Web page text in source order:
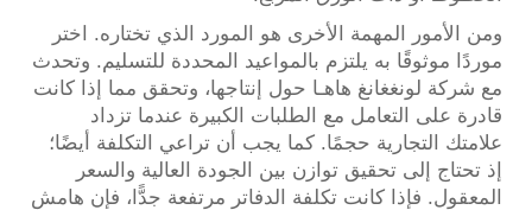
ومن الأمور المهمة الأخرى هو المورد الذي تختاره. اختر
موردًا موثوقًا به يلتزم بالمواعيد المحددة للتسليم. وتحدث
مع شركة لونغغانغ هاهـا حول إنتاجها، وتحقق مما إذا كانت
قادرة على التعامل مع الطلبات الكبيرة عندما تزداد
علامتك التجارية حجمًا. كما يجب أن تراعي التكلفة أيضًا؛
إذ تحتاج إلى تحقيق توازن بين الجودة العالية والسعر
المعقول. فإذا كانت تكلفة الدفاتر مرتفعة جدًّا، فإن هامش